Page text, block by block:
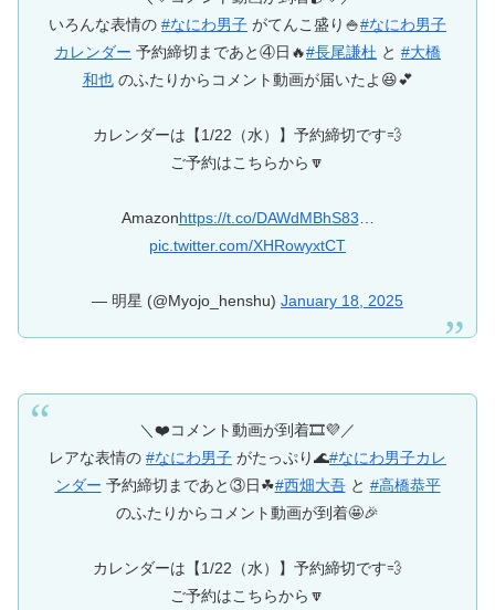
いろんな表情の #なにわ男子 がてんこ盛り🍚#なにわ男子
カレンダー 予約締切まであと④日🔥#長尾謙杜 と #大橋
和也のふたりからコメント動画が届いたよ😆💕
カレンダーは【1/22（水）】予約締切です💨
ご予約はこちらから🔽
Amazonhttps://t.co/DAWdMBhS83
pic.twitter.com/XHRowyxtCT
— 明星 (@Myojo_henshu) January 18, 2025
＼❤️コメント動画が到着🎞️💜／
レアな表情の #なにわ男子 がたっぷり🌊#なにわ男子カレ
ンダー 予約締切まであと③日☘#西畑大吾と #高橋恭平
のふたりからコメント動画が到着🤩🎉
カレンダーは【1/22（水）】予約締切です💨
ご予約はこちらから🔽